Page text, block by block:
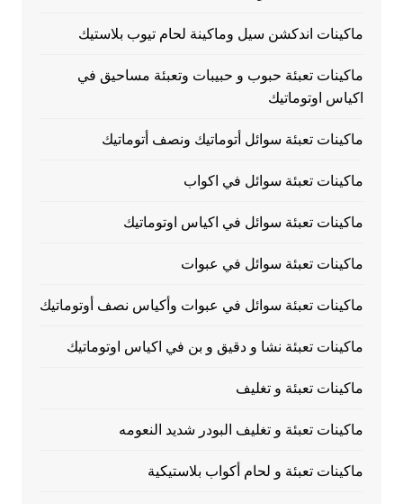
ماكينات اندكشن سيل وماكينة لحام تيوب بلاستيك
ماكينات تعبئة حبوب و حبيبات وتعبئة مساحيق في
اكياس اوتوماتيك
ماكينات تعبئة سوائل أتوماتيك ونصف أتوماتيك
ماكينات تعبئة سوائل في اكواب
ماكينات تعبئة سوائل في اكياس اوتوماتيك
ماكينات تعبئة سوائل في عبوات
ماكينات تعبئة سوائل في عبوات وأكياس نصف أوتوماتيك
ماكينات تعبئة نشا و دقيق و بن في اكياس اوتوماتيك
ماكينات تعبئة و تغليف
ماكينات تعبئة و تغليف البودر شديد النعومه
ماكينات تعبئة و لحام أكواب بلاستيكية